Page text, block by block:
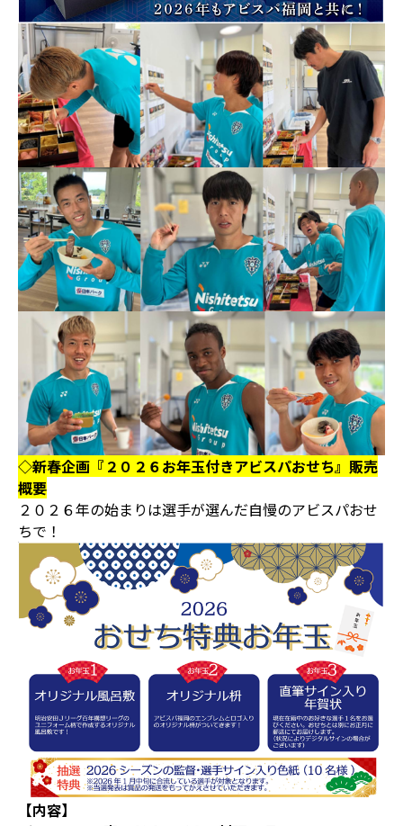
◇新春企画『２０２６お年玉付きアビスパおせち』販売
概要
２０２６年の始まりは選手が選んだ自慢のアビスパおせ
ちで！
【内容】